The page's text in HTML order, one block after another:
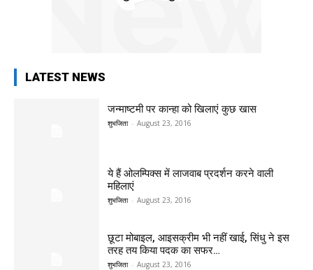
LATEST NEWS
जन्माष्टमी पर कान्हा को खिलाएं कुछ खास
शुभजिता - August 23, 2016
ये हैं ओलम्पिक्स में लाजवाब प्रदर्शन करने वाली
महिलाएं
शुभजिता - August 23, 2016
छूटा मोबाइल, आइसक्रीम भी नहीं खाई, सिंधु ने इस
तरह तय किया पदक का सफर…
शुभजिता - August 23, 2016